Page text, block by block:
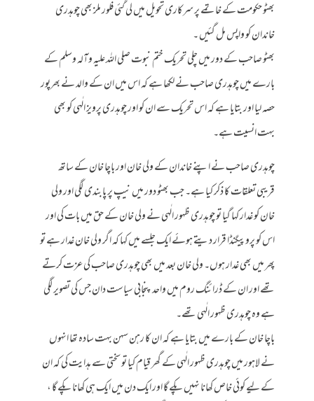
بھٹو حکومت کے خاتمے پر سرکاری تحویل میں لی گئی فلور ملز بھی چوہدری
خاندان کو واپس مل گئیں ۔
بھٹو صاحب کے دور میں چلی تحریک ختم نبوت صلی اللہ علیہ وآلہ وسلم کے
بارے میں چوہدری صاحب نے لکھا ہے کہ اس میں ان کے والد نے بھرپور
حصہ لیا اور بتایا ہے کہ اس تحریک سے ان کو اور چوہدری پرویز الٰہی کو بھی
بہت انسیت ہے۔
چوہدری صاحب نے اپنے خاندان کے ولی خان اور باچا خان کے ساتھ
قریبی تعلقات کا ذکر کیا ہے۔ جب بھٹو دور میں نیپ پر پابندی لگی اور ولی
خان کو غدار کہا گیا تو چوہدری ظہور الٰہی نے ولی خان کے حق میں بات کی اور
اس کو پروپیگنڈا قرار دیتے ہوئے ایک جلسے میں کہا کہ اگر ولی خان غدار ہے تو
پھر میں بھی غدار ہوں۔ ولی خان بعد میں بھی چوہدری صاحب کی عزت کرتے
تھے اور ان کے ڈرائنگ روم میں واحد پنجابی سیاست دان جس کی تصویر لگی
ہے وہ چوہدری ظہور الٰہی تھے۔
باچا خان کے بارے میں بتایا ہے کہ ان کا رہن سہن بہت سادہ تھا انہوں
نے لاہور میں چوہدری ظہور الٰہی کے گھر قیام کیا تو سختی سے ہدایت کی کہ ان
کے لیے کوئی خاص کھانا نہیں پکے گا اور ایک دن میں ایک ہی کھانا پکے گا ،